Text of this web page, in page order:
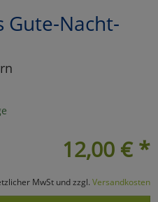
Gute-Nacht-
12,00 € *
MwSt und zzgl. Versandkosten
speichern
zu Haupptseite